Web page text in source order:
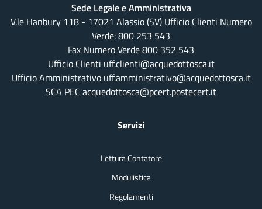
Sede Legale e Amministrativa
V.le Hanbury 118 - 17021 Alassio (SV) Ufficio Clienti Numero
Verde:800 253 543
Fax Numero Verde 800 352 543
Ufficio Clienti uff.clienti@acquedottosca.it
Ufficio Amministrativo uff.amministrativo@acquedottosca.it
SCA PEC acquedottosca@pcert.postecert.it
Servizi
Lettura Contatore
Modulistica
Regolamenti